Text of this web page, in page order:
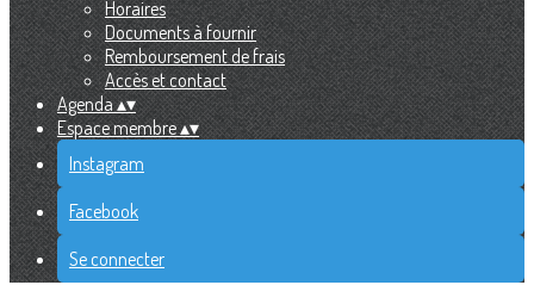
Horaires
Documents à fournir
Remboursement de frais
Accès et contact
Agenda▴▾
Espace membre▴▾
Instagram
Facebook
Se connecter